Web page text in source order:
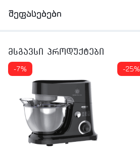
შეფასებები
მსგავსი პროდუქტები
-7% -25%